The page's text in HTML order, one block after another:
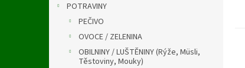
POTRAVINY
PEČIVO
OVOCE / ZELENINA
OBILNINY / LUŠTĚNINY (Rýže, Müsli,
Těstoviny, Mouky)